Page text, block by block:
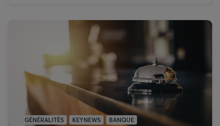
GÉNÉRALITÉS KEYNEWS BANQUE